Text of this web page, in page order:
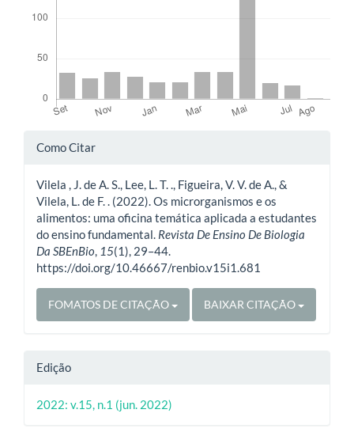
Detalhes
artigo
Como Citar
Vilela , J. de A. S., Lee, L. T. ., Figueira, V. V. de A., &
Vilela, L. de F. . (2022). Os microrganismos e os
alimentos: uma oficina temática aplicada a estudantes
do ensino fundamental. Revista De Ensino De Biologia
Da SBEnBio, 15(1), 29–44.
https://doi.org/10.46667/renbio.v15i1.681
FOMATOS DE CITAÇÃO BAIXAR CITAÇÃO
Edição
2022: v.15, n.1 (jun. 2022)